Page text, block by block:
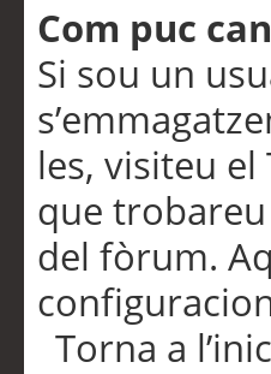
Com puc
Si sou un
les, visiteu el
que
del fòrum.
Torna a